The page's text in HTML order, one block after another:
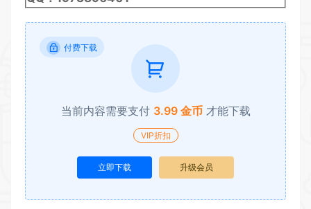
付费下载
当前内容需要支付 3.99 金币 才能下载
VIP折扣
立即下载 升级会员